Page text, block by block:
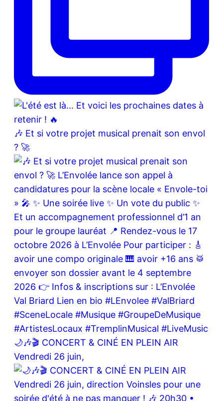
🎶 Et si votre projet musical prenait son envol
? 🚀
🌙🎶🎬 CONCERT & CINÉ EN PLEIN AIR
Vendredi 26 juin,